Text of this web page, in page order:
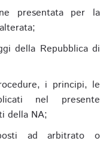
presentata per la
della Repubblica di
i principi, le
nel presente
della NA;
ad arbitrato o